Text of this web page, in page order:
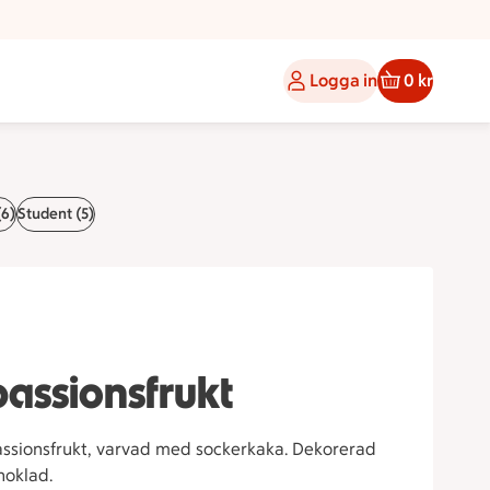
Logga in 0 kr
Student (5)
varvad med sockerkaka. Dekorerad